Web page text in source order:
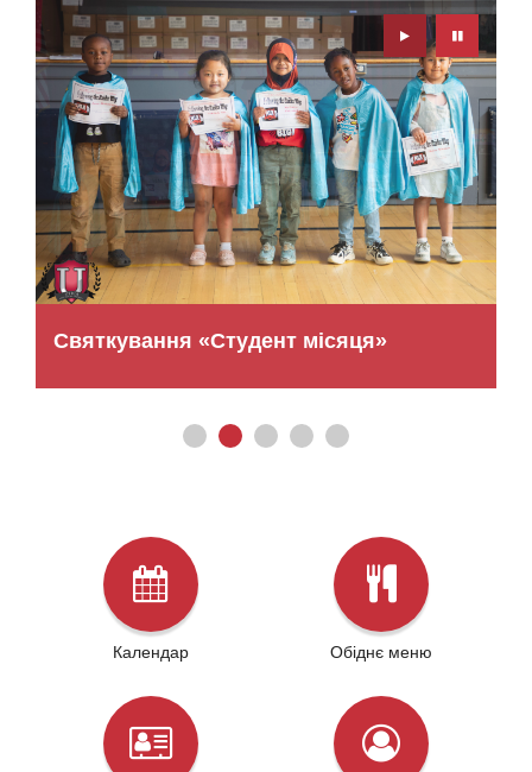
Святкування «Студент місяця»
Play Pause
Календар Обіднє меню